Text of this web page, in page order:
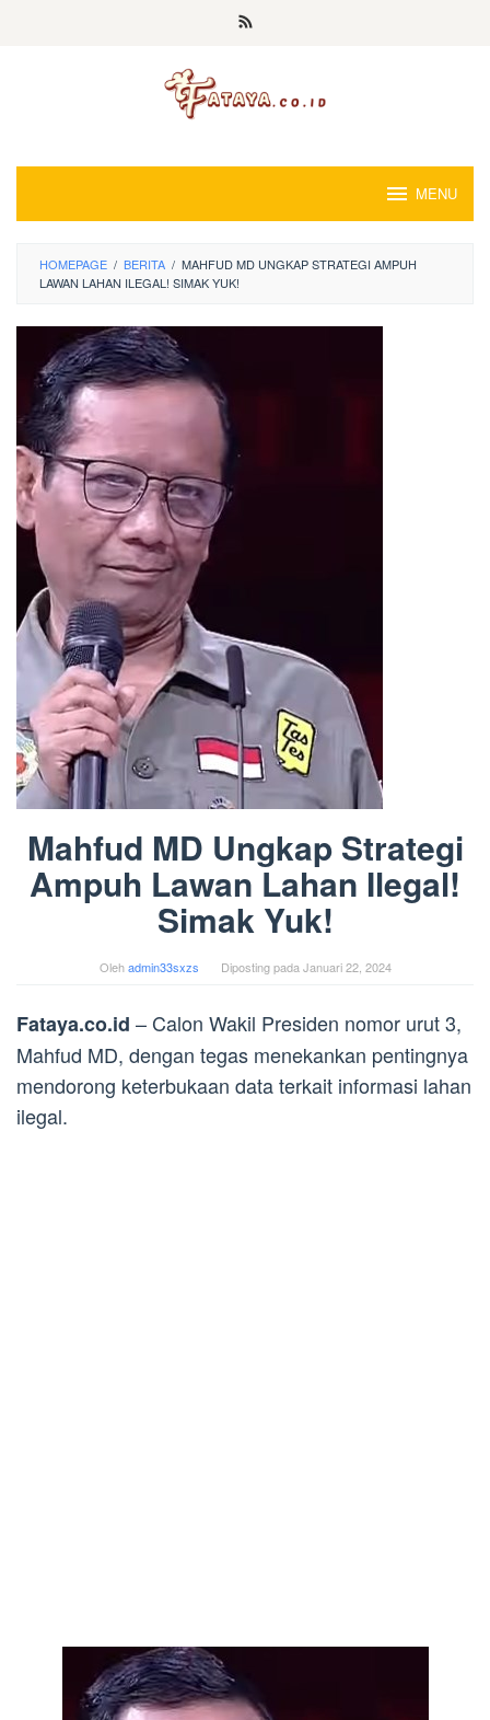
MENU
HOMEPAGE / BERITA / MAHFUD MD UNGKAP STRATEGI AMPUH
LAWAN LAHAN ILEGAL! SIMAK YUK!
Mahfud MD Ungkap Strategi
Ampuh Lawan Lahan Ilegal!
Simak Yuk!
Olehadmin33sxzs Diposting pada Januari 22, 2024
Fataya.co.id – Calon Wakil Presiden nomor urut 3,
Mahfud MD, dengan tegas menekankan pentingnya
mendorong keterbukaan data terkait informasi lahan
ilegal.